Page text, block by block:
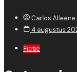
Carlos Alleene
4 augustus
Fictie